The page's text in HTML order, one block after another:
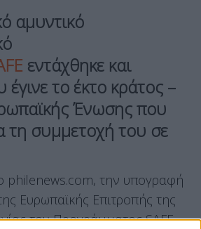
αμυντικό
εντάχθηκε και
το έκτο κράτος –
Ένωσης που
τη συμμετοχή του σε
philenews.com, την υπογραφή
Ευρωπαϊκής Επιτροπής της
του Προγράμματος SAFE